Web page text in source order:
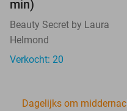
min)
Beauty Secret by Laura
Helmond
Verkocht: 20
Dagelijks om